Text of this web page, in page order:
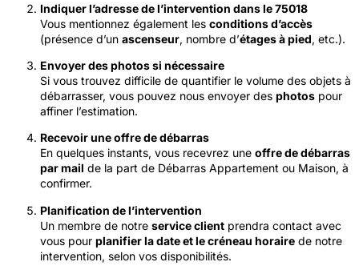
Indiquer l’adresse de l’intervention dans le 75018
Vous mentionnez également les conditions d’accès
(présence d’un ascenseur, nombre d’étages à pied, etc.).
Envoyer des photos si nécessaire
Si vous trouvez difficile de quantifier le volume des objets à
débarrasser, vous pouvez nous envoyer des photos pour
affiner l’estimation.
Recevoir une offre de débarras
En quelques instants, vous recevrez une offre de débarras
par mail de la part de Débarras Appartement ou Maison, à
confirmer.
Planification de l’intervention
Un membre de notre service client prendra contact avec
vous pour planifier la date et le créneau horaire de notre
intervention, selon vos disponibilités.